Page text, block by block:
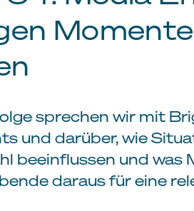
sprechen wir mit
und darüber, wie
beeinflussen und was
daraus für eine